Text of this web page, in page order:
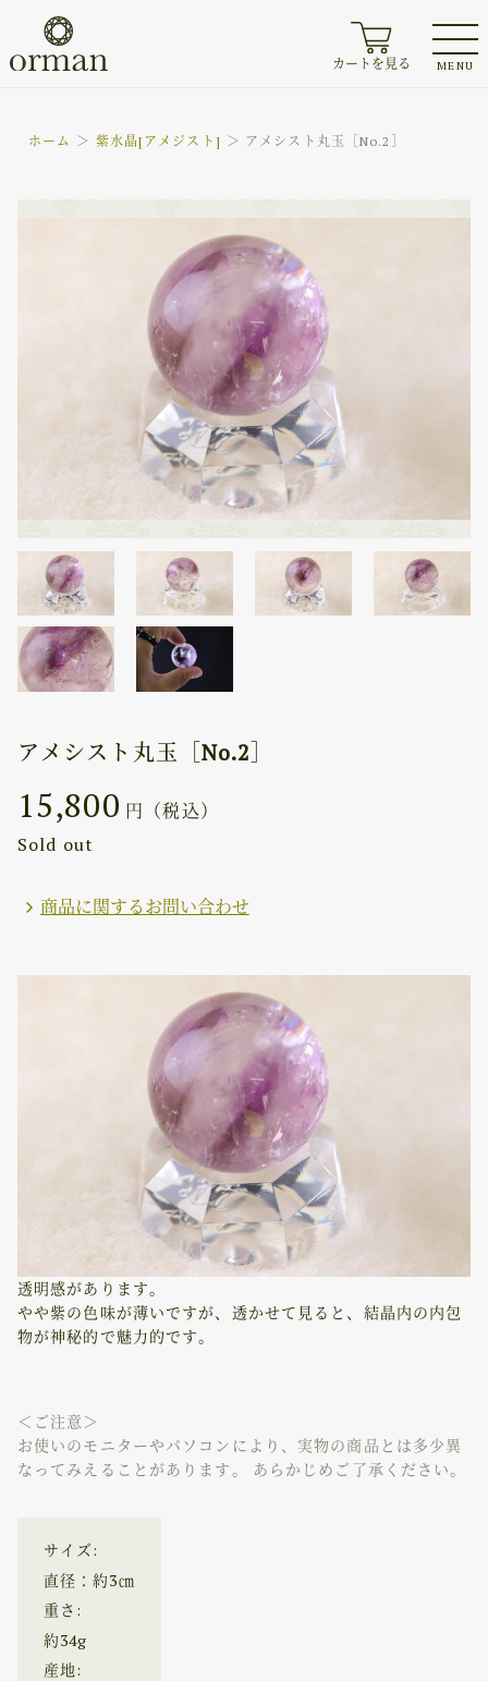
カートを見る MENU
ホーム 紫水晶[アメジスト] アメシスト丸玉［No.2］
アメシスト丸玉［No.2］
15,800 円（税込）
Sold out
透明感があります。
やや紫の色味が薄いですが、透かせて見ると、結晶内の内包
物が神秘的で魅力的です。
＜ご注意＞
お使いのモニターやパソコンにより、実物の商品とは多少異
なってみえることがあります。 あらかじめご了承ください。
サイズ:
直径：約3㎝
重さ:
約34g
産地: